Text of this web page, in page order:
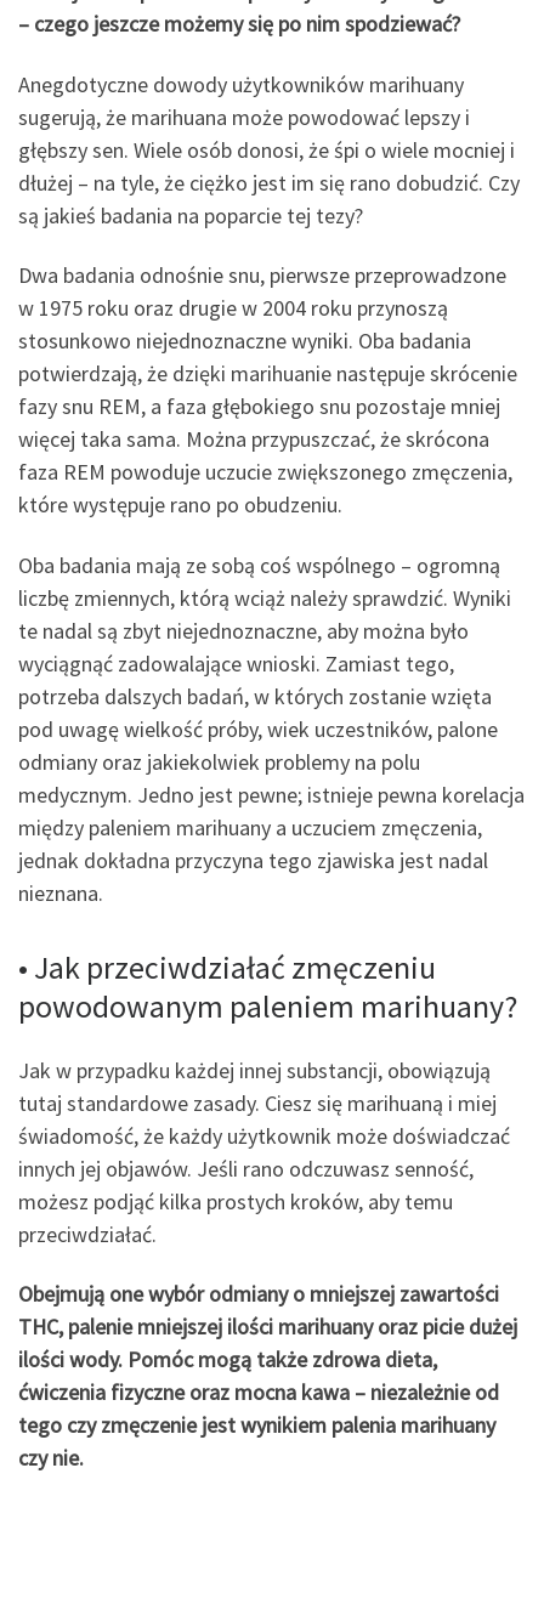
– czego jeszcze możemy się po nim spodziewać?
Anegdotyczne dowody użytkowników marihuany
sugerują, że marihuana może powodować lepszy i
głębszy sen. Wiele osób donosi, że śpi o wiele mocniej i
dłużej – na tyle, że ciężko jest im się rano dobudzić. Czy
są jakieś badania na poparcie tej tezy?
Dwa badania odnośnie snu, pierwsze przeprowadzone
w 1975 roku oraz drugie w 2004 roku przynoszą
stosunkowo niejednoznaczne wyniki. Oba badania
potwierdzają, że dzięki marihuanie następuje skrócenie
fazy snu REM, a faza głębokiego snu pozostaje mniej
więcej taka sama. Można przypuszczać, że skrócona
faza REM powoduje uczucie zwiększonego zmęczenia,
które występuje rano po obudzeniu.
Oba badania mają ze sobą coś wspólnego – ogromną
liczbę zmiennych, którą wciąż należy sprawdzić. Wyniki
te nadal są zbyt niejednoznaczne, aby można było
wyciągnąć zadowalające wnioski. Zamiast tego,
potrzeba dalszych badań, w których zostanie wzięta
pod uwagę wielkość próby, wiek uczestników, palone
odmiany oraz jakiekolwiek problemy na polu
medycznym. Jedno jest pewne; istnieje pewna korelacja
między paleniem marihuany a uczuciem zmęczenia,
jednak dokładna przyczyna tego zjawiska jest nadal
nieznana.
• Jak przeciwdziałać zmęczeniu
powodowanym paleniem marihuany?
Jak w przypadku każdej innej substancji, obowiązują
tutaj standardowe zasady. Ciesz się marihuaną i miej
świadomość, że każdy użytkownik może doświadczać
innych jej objawów. Jeśli rano odczuwasz senność,
możesz podjąć kilka prostych kroków, aby temu
przeciwdziałać.
Obejmują one wybór odmiany o mniejszej zawartości
THC, palenie mniejszej ilości marihuany oraz picie dużej
ilości wody. Pomóc mogą także zdrowa dieta,
ćwiczenia fizyczne oraz mocna kawa – niezależnie od
tego czy zmęczenie jest wynikiem palenia marihuany
czy nie.